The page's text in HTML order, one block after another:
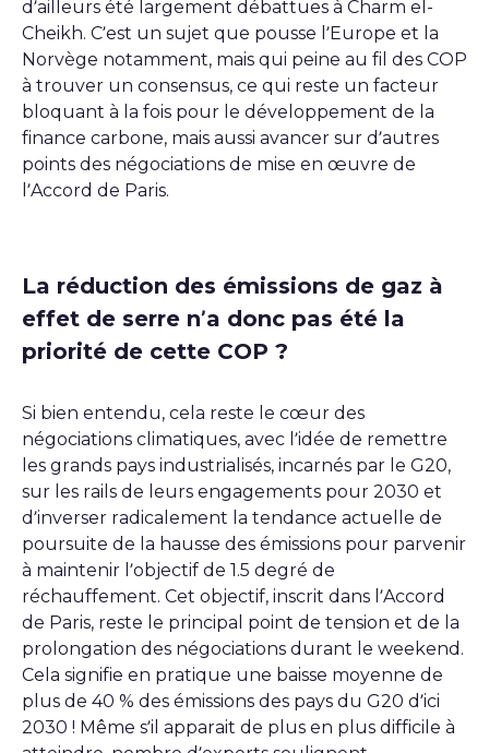
d’ailleurs été largement débattues à Charm el-
Cheikh. C’est un sujet que pousse l’Europe et la
Norvège notamment, mais qui peine au fil des COP
à trouver un consensus, ce qui reste un facteur
bloquant à la fois pour le développement de la
finance carbone, mais aussi avancer sur d’autres
points des négociations de mise en œuvre de
l’Accord de Paris.
La réduction des émissions de gaz à
effet de serre n’a donc pas été la
priorité de cette COP ?
Si bien entendu, cela reste le cœur des
négociations climatiques, avec l’idée de remettre
les grands pays industrialisés, incarnés par le G20,
sur les rails de leurs engagements pour 2030 et
d’inverser radicalement la tendance actuelle de
poursuite de la hausse des émissions pour parvenir
à maintenir l’objectif de 1.5 degré de
réchauffement. Cet objectif, inscrit dans l’Accord
de Paris, reste le principal point de tension et de la
prolongation des négociations durant le weekend.
Cela signifie en pratique une baisse moyenne de
plus de 40 % des émissions des pays du G20 d’ici
2030 ! Même s’il apparait de plus en plus difficile à